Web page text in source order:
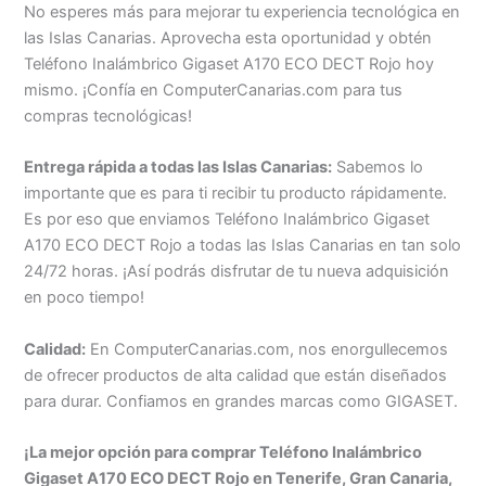
No esperes más para mejorar tu experiencia tecnológica en
las Islas Canarias. Aprovecha esta oportunidad y obtén
Teléfono Inalámbrico Gigaset A170 ECO DECT Rojo hoy
mismo. ¡Confía en ComputerCanarias.com para tus
compras tecnológicas!
Entrega rápida a todas las Islas Canarias: Sabemos lo
importante que es para ti recibir tu producto rápidamente.
Es por eso que enviamos Teléfono Inalámbrico Gigaset
A170 ECO DECT Rojo a todas las Islas Canarias en tan solo
24/72 horas. ¡Así podrás disfrutar de tu nueva adquisición
en poco tiempo!
Calidad: En ComputerCanarias.com, nos enorgullecemos
de ofrecer productos de alta calidad que están diseñados
para durar. Confiamos en grandes marcas como GIGASET.
¡La mejor opción para comprar Teléfono Inalámbrico
Gigaset A170 ECO DECT Rojo en Tenerife, Gran Canaria,